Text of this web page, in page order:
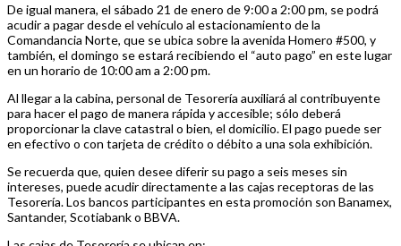
De igual manera, el sábado 21 de enero de 9:00 a 2:00 pm, se podrá
acudir a pagar desde el vehículo al estacionamiento de la
Comandancia Norte, que se ubica sobre la avenida Homero #500, y
también, el domingo se estará recibiendo el “auto pago” en este lugar
en un horario de 10:00 am a 2:00 pm.
Al llegar a la cabina, personal de Tesorería auxiliará al contribuyente
para hacer el pago de manera rápida y accesible; sólo deberá
proporcionar la clave catastral o bien, el domicilio. El pago puede ser
en efectivo o con tarjeta de crédito o débito a una sola exhibición.
Se recuerda que, quien desee diferir su pago a seis meses sin
intereses, puede acudir directamente a las cajas receptoras de las
Tesorería. Los bancos participantes en esta promoción son Banamex,
Santander, Scotiabank o BBVA.